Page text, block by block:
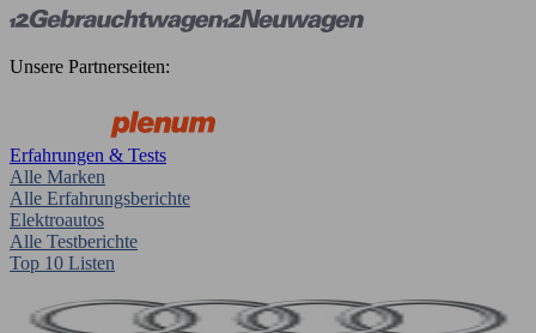
Unsere Partnerseiten:
Erfahrungen & Tests
Alle Marken
Alle Erfahrungsberichte
Elektroautos
Alle Testberichte
Top 10 Listen